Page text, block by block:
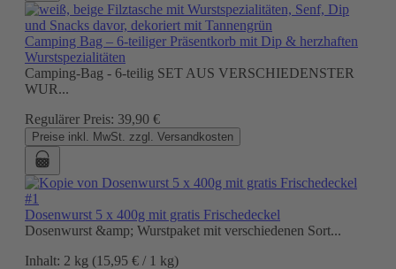
Camping Bag – 6-teiliger Präsentkorb mit Dip & herzhaften
Wurstspezialitäten
Camping-Bag - 6-teilig SET AUS VERSCHIEDENSTER
WUR...
Regulärer Preis: 39,90 €
Preise inkl. MwSt. zzgl. Versandkosten
Dosenwurst 5 x 400g mit gratis Frischedeckel
Dosenwurst &amp; Wurstpaket mit verschiedenen Sort...
Inhalt: 2 kg (15,95 € / 1 kg)